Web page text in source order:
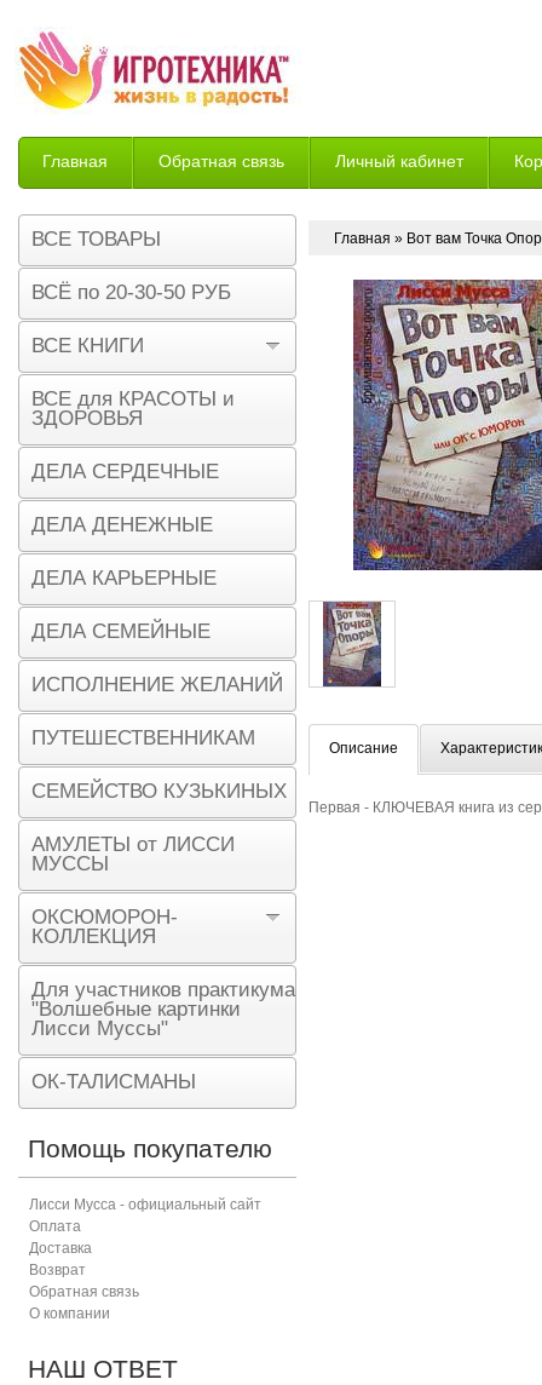
Главная Обратная связь Личный кабинет
Возврат
Главная » Вот вам Точка
Описание
Первая - КЛЮЧЕВАЯ книга из
ВСЕ ТОВАРЫ
ВСЁ по 20-30-50 РУБ
ВСЕ КНИГИ
ВСЕ для КРАСОТЫ и
ЗДОРОВЬЯ
ДЕЛА СЕРДЕЧНЫЕ
ДЕЛА ДЕНЕЖНЫЕ
ДЕЛА КАРЬЕРНЫЕ
ДЕЛА СЕМЕЙНЫЕ
ИСПОЛНЕНИЕ ЖЕЛАНИЙ
ПУТЕШЕСТВЕННИКАМ
СЕМЕЙСТВО КУЗЬКИНЫХ
АМУЛЕТЫ от ЛИССИ
МУССЫ
ОКСЮМОРОН-
КОЛЛЕКЦИЯ
Для участников практикума
"Волшебные картинки
Лисси Муссы"
ОК-ТАЛИСМАНЫ
Помощь покупателю
Лисси Мусса - официальный сайт
Оплата
Доставка
Возврат
Обратная связь
О компании
НАШ ОТВЕТ